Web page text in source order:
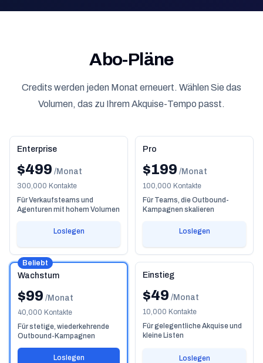
Abo-Pläne
Credits werden jeden Monat erneuert. Wählen Sie das
Volumen, das zu Ihrem Akquise-Tempo passt.
Enterprise
$499 /Monat
300,000 Kontakte
Für Verkaufsteams und
Agenturen mit hohem Volumen
Loslegen
Pro
$199 /Monat
100,000 Kontakte
Für Teams, die Outbound-
Kampagnen skalieren
Loslegen
Wachstum
Beliebt
$99 /Monat
40,000 Kontakte
Für stetige, wiederkehrende
Outbound-Kampagnen
Loslegen
Einstieg
$49 /Monat
10,000 Kontakte
Für gelegentliche Akquise und
kleine Listen
Loslegen